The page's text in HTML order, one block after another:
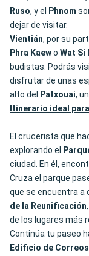
Ruso, y el Phnom
dejar de visitar.
Vientián, por su
Phra Kaewo Wat Si
budistas. Podrás
disfrutar de unas
alto del
Patxouai,
Itinerario ideal
El crucerista que
explorando el
ciudad. En él,
Cruza el parque
que se encuentra a
de la Reunificación
de los lugares más
Continúa tu paseo
Edificio de Correos